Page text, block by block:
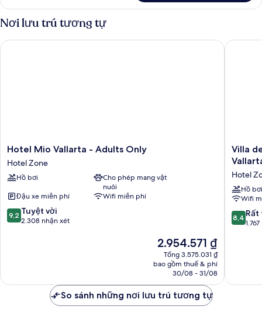
sát
bãi
biển
Penthouse
Grand,
nhiều
giường,
hồ
Nơi lưu trú tương tự
Hotel
Mio
Vallarta
-
Only
Hotel
Zone
Hotel Mio Vallarta - Adults Only
Hotel Zone
Hồ bơi
Cho phép mang vật
nuôi
Đậu xe miễn phí
Wifi miễn phí
9.2
trên
xét
9,2 Tuyệt vời
2.308 nhận xét
Giá
hiện
tại
2.954.571 ₫
2.954.571 ₫
Tổng 3.575.031 ₫
bao gồm thuế & phí
30/08 - 31/08
Hotel Mio Vallarta - Adults Only
Villa
del
Beach
Resort
and
Spa,
Puerto
Villa
Hotel
Hồ bơi
Wifi
8.4
trên
xét
8,4 Rất
Villa del
So sánh những nơi lưu trú tương tự